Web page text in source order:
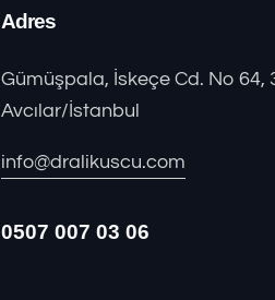
Adres
Gümüşpala, İskeçe Cd. No 64,
Avcılar/İstanbul
info@dralikuscu.com
0507 007 03 06